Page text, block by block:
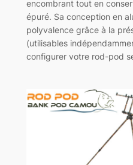
encombrant tout en
épuré. Sa conception en
polyvalence grâce à la
(utilisables
configurer votre rod-pod